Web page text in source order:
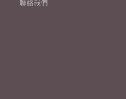
聯絡我們